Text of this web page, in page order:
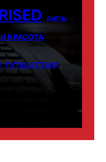
ДИЕТЫ
КРАСОТА
ПУТЕШЕСТВИЯ